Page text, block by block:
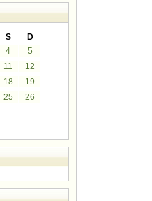
S
D
4
5
11
12
18
19
25
26